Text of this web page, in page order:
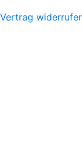
Vertrag